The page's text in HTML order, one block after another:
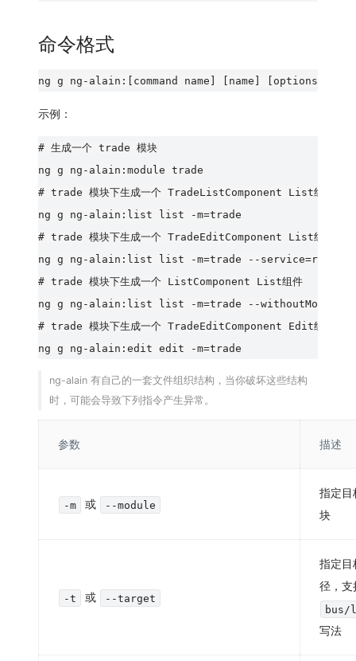
命令格式
示例：
# 生成一个 trade 模块
ng g ng-alain:module trade
# trade 模块下生成一个 TradeListComponent List组件
ng g ng-alain:list list -m=trade
# trade 模块下生成一个 TradeEditComponent List组件
ng g ng-alain:list list -m=trade --service=root
# trade 模块下生成一个 ListComponent List组件
ng g ng-alain:list list -m=trade --
# trade 模块下生成一个 TradeEditComponent Edit组件
ng-alain 有自己的一套文件组织结构，当你破坏这些结构
时，可能会导致下列指令产生异常。
参数 描述
-m 或 --module
指定目
块
-t 或 --target
指定目
径，支
写法